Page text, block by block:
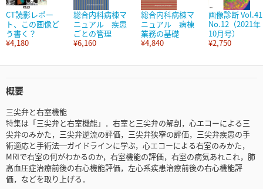
CT読影レポー
ト、この画像ど
う書く？
¥4,180
総合内科病棟マ
ニュアル 疾患
ごとの管理
¥6,160
総合内科病棟マ
ニュアル 病棟
業務の基礎
¥4,840
画像診断 Vol.41
No.12（2021年
10月号）
¥2,750
概要
三尖弁と右室機能
特集は「三尖弁と右室機能」．右室と三尖弁の解剖，心エコーによる三
尖弁のみかた，三尖弁逆流の評価，三尖弁狭窄の評価，三尖弁疾患の手
術適応と手術法─ガイドラインに学ぶ，心エコーによる右室のみかた，
MRIで右室の何がわかるのか，右室機能の評価，右室の病気あれこれ，肺
高血圧症治療前後の右心機能評価，左心系疾患治療前後の右心機能評
価，などを取り上げる．